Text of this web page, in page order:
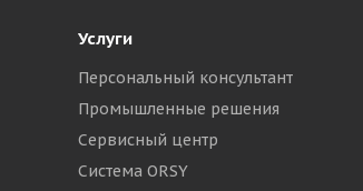
Услуги
Персональный консультант
Промышленные решения
Сервисный центр
Система ORSY